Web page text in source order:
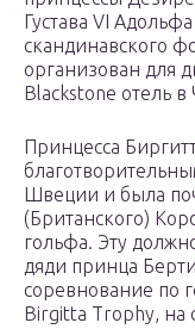
Густава VI
скандинавского
организован для
Blackstone отель
Принцесса
Швеции и была
(Британского)
гольфа. Эту
дяди принца
соревнование по
Birgitta Trophy, на